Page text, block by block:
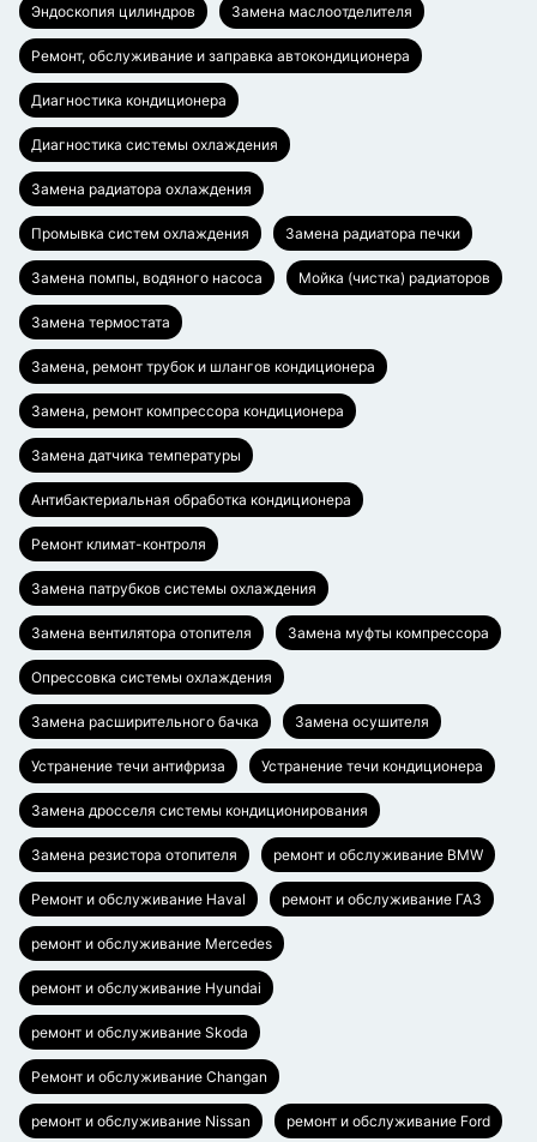
Эндоскопия цилиндров Замена маслоотделителя
Ремонт, обслуживание и заправка автокондиционера
Диагностика кондиционера
Диагностика системы охлаждения
Замена радиатора охлаждения
Промывка систем охлаждения Замена радиатора печки
Замена помпы, водяного насоса Мойка (чистка) радиаторов
Замена термостата
Замена, ремонт трубок и шлангов кондиционера
Замена, ремонт компрессора кондиционера
Замена датчика температуры
Антибактериальная обработка кондиционера
Ремонт климат-контроля
Замена патрубков системы охлаждения
Замена вентилятора отопителя Замена муфты компрессора
Опрессовка системы охлаждения
Замена расширительного бачка Замена осушителя
Устранение течи антифриза Устранение течи кондиционера
Замена дросселя системы кондиционирования
Замена резистора отопителя ремонт и обслуживание BMW
Ремонт и обслуживание Haval ремонт и обслуживание ГАЗ
ремонт и обслуживание Mercedes
ремонт и обслуживание Hyundai
ремонт и обслуживание Skoda
Ремонт и обслуживание Changan
ремонт и обслуживание Nissan ремонт и обслуживание Ford